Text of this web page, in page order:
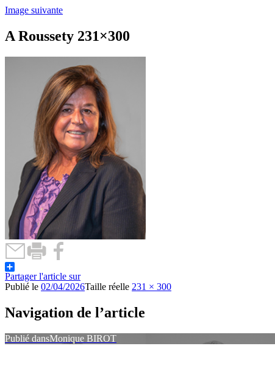
Image suivante
A Roussety 231×300
Partager l'article sur
Publié le 02/04/2026Taille réelle 231 × 300
Navigation de l’article
Publié dansMonique BIROT